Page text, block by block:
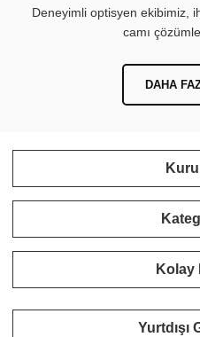
Deneyimli optisyen ekibimiz,
camı
DAHA
Kolay
Yurtdışı